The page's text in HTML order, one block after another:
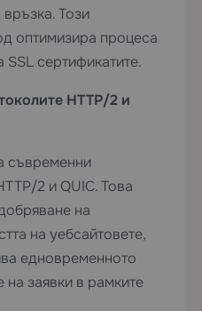
Този
оптимизира процеса
SSL сертификатите.
HTTP/2 и
съвременни
2 и QUIC. Това
на
на уебсайтовете,
едновременното
на заявки в рамките